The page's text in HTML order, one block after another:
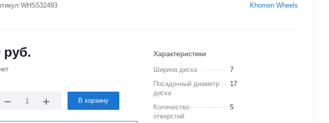
WHS532493 Khomen Wheels
руб.
В корзину
Характеристики
Ширина диска
7
Посадочный диаметр
диска
17
Количество
отверстий
5